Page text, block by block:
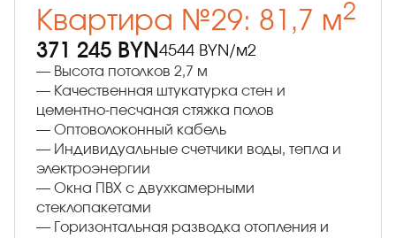
Квартира №29: 81,7 м2
371 245 BYN 4544 BYN/м2
— Высота потолков 2,7 м
— Качественная штукатурка стен и
цементно-песчаная стяжка полов
— Оптоволоконный кабель
— Индивидуальные счетчики воды, тепла и
электроэнергии
— Окна ПВХ с двухкамерными
стеклопакетами
— Горизонтальная разводка отопления и